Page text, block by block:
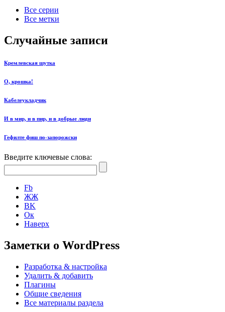
Все серии
Все метки
Случайные записи
Кремлевская шутка
О, крошка!
Кабелеукладчик
И в мир, и в пир, и в добрые люди
Гефилте фиш по-запорожски
Введите ключевые слова:
Fb
ЖЖ
ВK
Ок
Наверх
Заметки о WordPress
Разработка & настройка
Удалить & добавить
Плагины
Общие сведения
Все материалы раздела